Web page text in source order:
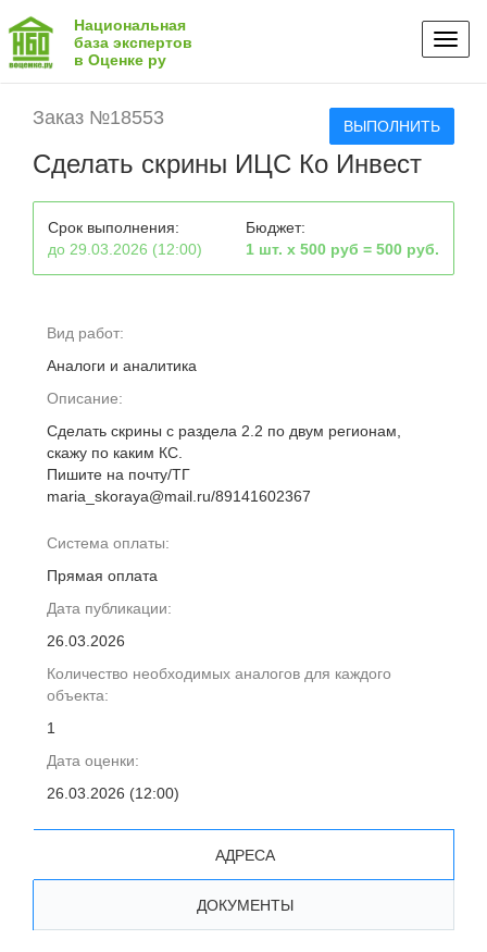
Национальная
база экспертов
в Оценке ру
Заказ №18553 ВЫПОЛНИТЬ
Сделать скрины ИЦС Ко Инвест
Срок выполнения:
до 29.03.2026 (12:00)
Бюджет:
1 шт. х 500 руб = 500 руб.
Вид работ:
Аналоги и аналитика
Описание:
Сделать скрины с раздела 2.2 по двум регионам,
скажу по каким КС.
Пишите на почту/ТГ
maria_skoraya@mail.ru/89141602367
Система оплаты:
Прямая оплата
Дата публикации:
26.03.2026
Количество необходимых аналогов для каждого
объекта:
1
Дата оценки:
26.03.2026 (12:00)
АДРЕСА
ДОКУМЕНТЫ